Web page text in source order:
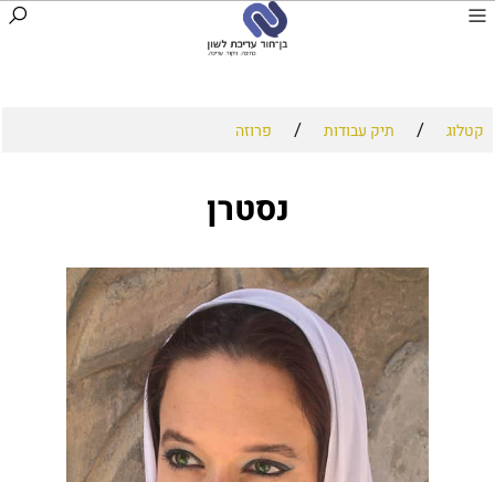
קטלוג / תיק עבודות / פרוזה
נסטרן